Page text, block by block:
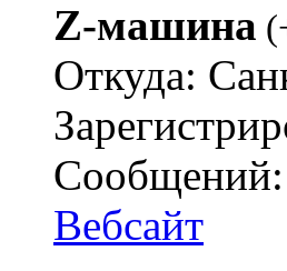
Z-машина (
Откуда:
Вебсайт